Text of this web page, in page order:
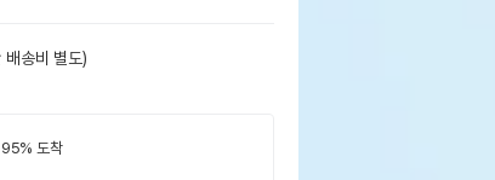
배송비 별도)
95% 도착